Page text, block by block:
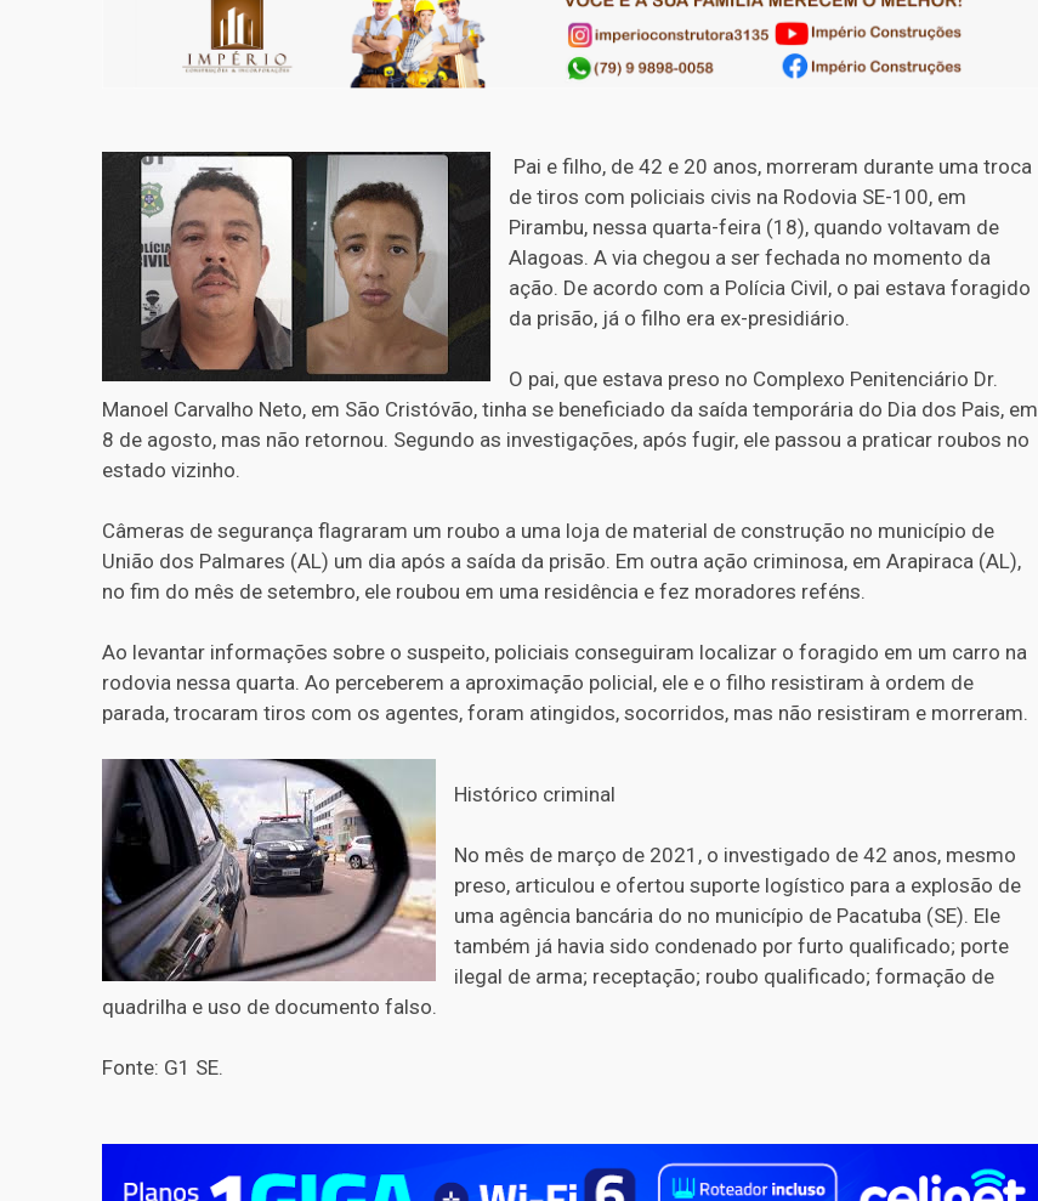
Pai e filho, de 42 e 20 anos, morreram durante uma troca
de tiros com policiais civis na Rodovia SE-100, em
Pirambu, nessa quarta-feira (18), quando voltavam de
Alagoas. A via chegou a ser fechada no momento da
ação. De acordo com a Polícia Civil, o pai estava foragido
da prisão, já o filho era ex-presidiário.
O pai, que estava preso no Complexo Penitenciário Dr.
Manoel Carvalho Neto, em São Cristóvão, tinha se beneficiado da saída temporária do Dia dos Pais, em
8 de agosto, mas não retornou. Segundo as investigações, após fugir, ele passou a praticar roubos no
estado vizinho.
Câmeras de segurança flagraram um roubo a uma loja de material de construção no município de
União dos Palmares (AL) um dia após a saída da prisão. Em outra ação criminosa, em Arapiraca (AL),
no fim do mês de setembro, ele roubou em uma residência e fez moradores reféns.
Ao levantar informações sobre o suspeito, policiais conseguiram localizar o foragido em um carro na
rodovia nessa quarta. Ao perceberem a aproximação policial, ele e o filho resistiram à ordem de
parada, trocaram tiros com os agentes, foram atingidos, socorridos, mas não resistiram e morreram.
Histórico criminal
No mês de março de 2021, o investigado de 42 anos, mesmo
preso, articulou e ofertou suporte logístico para a explosão de
uma agência bancária do no município de Pacatuba (SE). Ele
também já havia sido condenado por furto qualificado; porte
ilegal de arma; receptação; roubo qualificado; formação de
quadrilha e uso de documento falso.
Fonte: G1 SE.